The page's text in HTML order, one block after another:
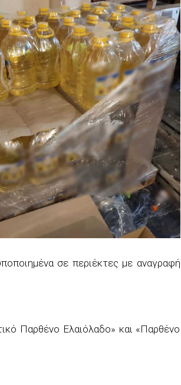
σε περιέκτες με αναγραφή
Παρθένο Ελαιόλαδο» και «Παρθένο